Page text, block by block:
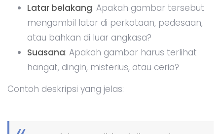
Latar belakang: Apakah gambar tersebut
mengambil latar di perkotaan, pedesaan,
atau bahkan di luar angkasa?
Suasana: Apakah gambar harus terlihat
hangat, dingin, misterius, atau ceria?
Contoh deskripsi yang jelas: